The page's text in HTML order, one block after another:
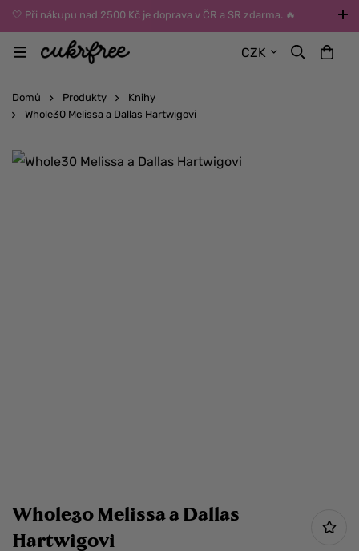
🤍 Při nákupu nad 2500 Kč je doprava v ČR a SR zdarma. 🔥
UPOZORNĚNÍ: Během léta vybírejte dopravu kurýrem nebo do Z-
BOXů umístěných uvnitř budov. Reklamace zboží způsobené
CZK
Domů Produkty
Knihy
Whole30 Melissa a Dallas Hartwigovi
Whole30 Melissa a Dallas
Hartwigovi